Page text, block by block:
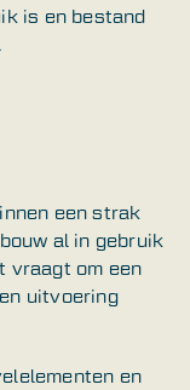
is en bestand
een strak
al in gebruik
vraagt om een
uitvoering
en